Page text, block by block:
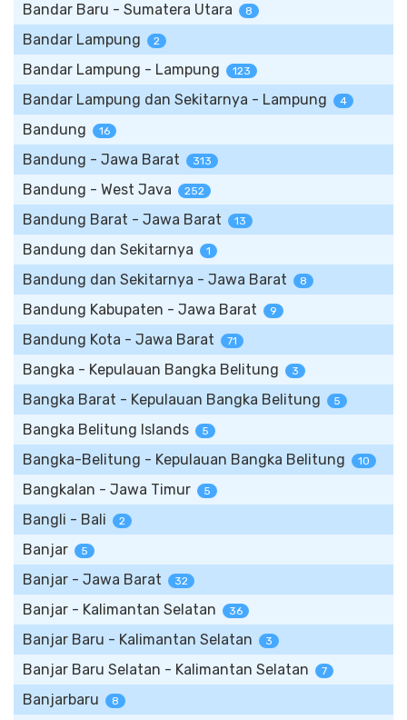
Bandar Baru - Sumatera Utara 8
Bandar Lampung 2
Bandar Lampung - Lampung 123
Bandar Lampung dan Sekitarnya - Lampung 4
Bandung 16
Bandung - Jawa Barat 313
Bandung - West Java 252
Bandung Barat - Jawa Barat 13
Bandung dan Sekitarnya 1
Bandung dan Sekitarnya - Jawa Barat 8
Bandung Kabupaten - Jawa Barat 9
Bandung Kota - Jawa Barat 71
Bangka - Kepulauan Bangka Belitung 3
Bangka Barat - Kepulauan Bangka Belitung 5
Bangka Belitung Islands 5
Bangka-Belitung - Kepulauan Bangka Belitung 10
Bangkalan - Jawa Timur 5
Bangli - Bali 2
Banjar 5
Banjar - Jawa Barat 32
Banjar - Kalimantan Selatan 36
Banjar Baru - Kalimantan Selatan 3
Banjar Baru Selatan - Kalimantan Selatan 7
Banjarbaru 8